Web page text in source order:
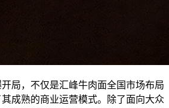
局，不仅是汇峰牛肉面全国市场布局
成熟的商业运营模式。除了面向大众